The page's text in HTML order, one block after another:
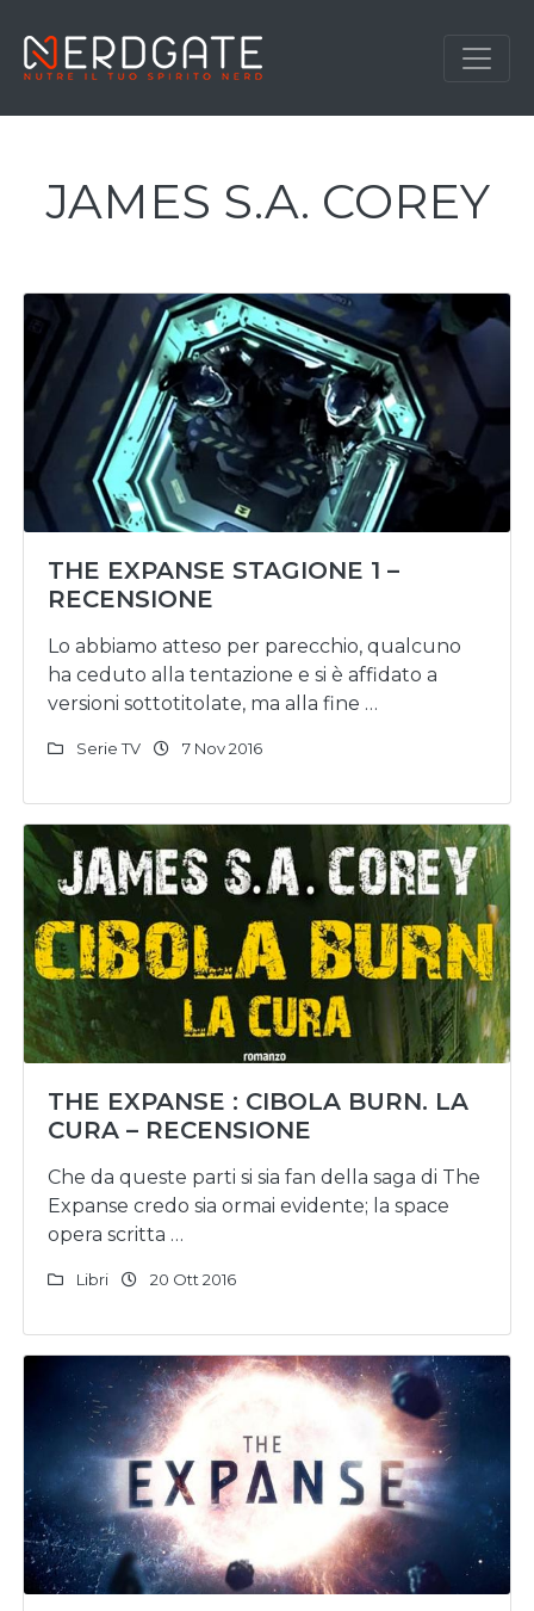
JAMES S.A. COREY
THE EXPANSE STAGIONE 1 –
RECENSIONE
Lo abbiamo atteso per parecchio, qualcuno
ha ceduto alla tentazione e si è affidato a
versioni sottotitolate, ma alla fine …
Serie TV 7 Nov 2016
THE EXPANSE : CIBOLA BURN. LA
CURA – RECENSIONE
Che da queste parti si sia fan della saga di The
Expanse credo sia ormai evidente; la space
opera scritta …
Libri 20 Ott 2016